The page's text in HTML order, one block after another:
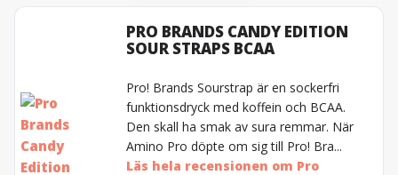
PRO BRANDS CANDY EDITION
SOUR STRAPS BCAA
Pro! Brands Sourstrap är en sockerfri
funktionsdryck med koffein och BCAA.
Den skall ha smak av sura remmar. När
Amino Pro döpte om sig till Pro! Bra...
Läs hela recensionen om Pro